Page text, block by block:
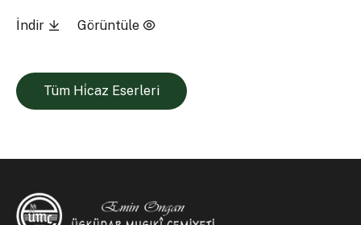
İndir Görüntüle
Tüm Hi̇caz Eserleri